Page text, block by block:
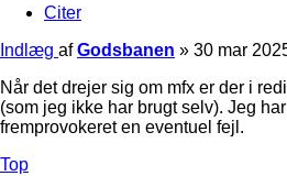
Citer
Indlæg afGodsbanen » 30 mar
Når det drejer sig om mfx er der i
(som jeg ikke har brugt selv). Jeg
fremprovokeret en eventuel fejl.
Top